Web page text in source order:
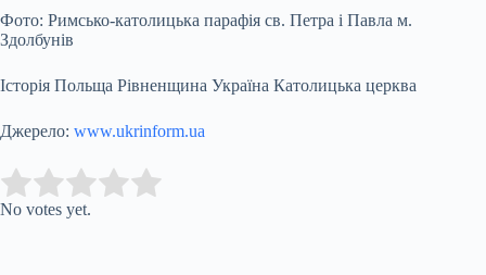
Фото: Римсько-католицька парафія св. Петра і Павла м.
Здолбунів
Історія Польща Рівненщина Україна Католицька церква
Джерело: www.ukrinform.ua
Rate this item:
No votes yet.